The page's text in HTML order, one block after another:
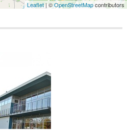
Leaflet | ©OpenStreetMapcontributors